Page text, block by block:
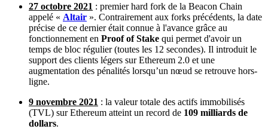
27 octobre 2021 : premier hard fork de la Beacon Chain
appelé « Altair ». Contrairement aux forks précédents, la date
précise de ce dernier était connue à l'avance grâce au
fonctionnement en Proof of Stake qui permet d'avoir un
temps de bloc régulier (toutes les 12 secondes). Il introduit le
support des clients légers sur Ethereum 2.0 et une
augmentation des pénalités lorsqu’un nœud se retrouve hors-
ligne.
9 novembre 2021 : la valeur totale des actifs immobilisés
(TVL) sur Ethereum atteint un record de 109 milliards de
dollars.